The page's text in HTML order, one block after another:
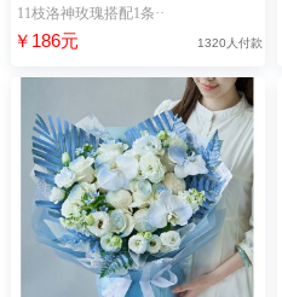
11枝洛神玫瑰搭配1条··
￥186元 1320人付款